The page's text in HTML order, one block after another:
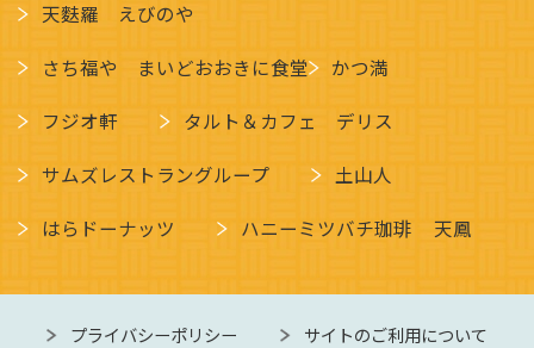
天麩羅 えびのや
さち福や まいどおおきに食堂 かつ満
フジオ軒 タルト＆カフェ デリス
サムズレストラングループ 土山人
はらドーナッツ ハニーミツバチ珈琲 天鳳
プライバシーポリシー サイトのご利用について